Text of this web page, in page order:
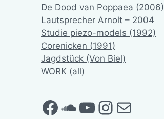
De Dood van Poppaea (2006)
Lautsprecher Arnolt – 2004
Studie piezo-models (1992)
Corenicken (1991)
Jagdstück (Von Biel)
WORK (all)
Facebook SoundCloud YouTube Instagram Mail